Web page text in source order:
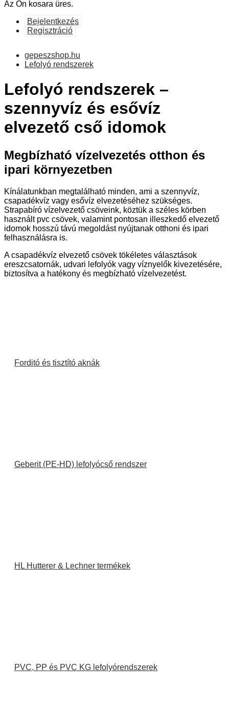
Az Ön kosara üres.
Bejelentkezés
Regisztráció
gepeszshop.hu
Lefolyó rendszerek
Lefolyó rendszerek –
szennyvíz és esővíz
elvezető cső idomok
Megbízható vízelvezetés otthon és
ipari környezetben
Kínálatunkban megtalálható minden, ami a szennyvíz,
csapadékvíz vagy esővíz elvezetéséhez szükséges.
Strapabíró vízelvezető csöveink, köztük a széles körben
használt pvc csövek, valamint pontosan illeszkedő elvezető
idomok hosszú távú megoldást nyújtanak otthoni és ipari
felhasználásra is.
A csapadékvíz elvezető csövek tökéletes választások
ereszcsatornák, udvari lefolyók vagy víznyelők kivezetésére,
biztosítva a hatékony és megbízható vízelvezetést.
Forditó és tisztító aknák
Geberit (PE-HD) lefolyócső rendszer
HL Hutterer & Lechner termékek
PVC, PP és PVC KG lefolyórendszerek